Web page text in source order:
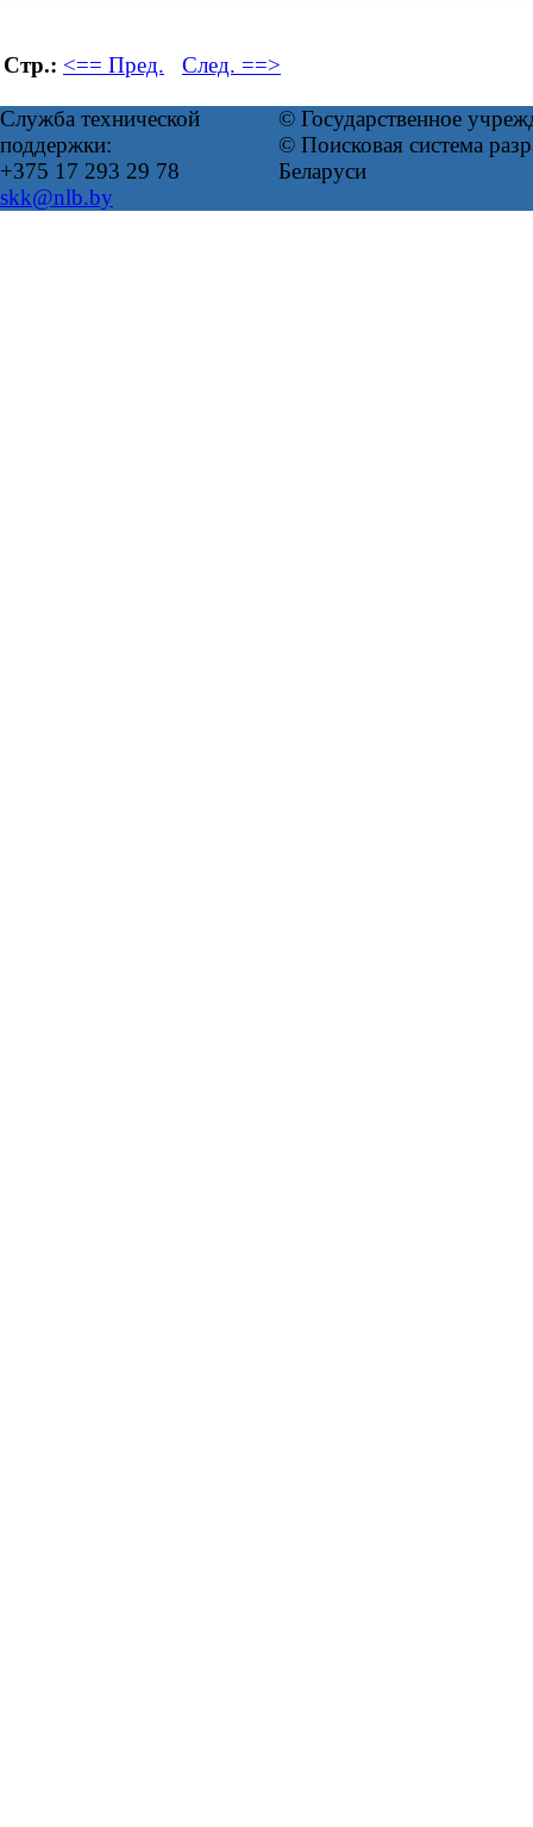
Стр.: <== Пред. След. ==>
Служба технической
поддержки:
+375 17 293 29 78
skk@nlb.by
© Государственное
© Поисковая система
Беларуси